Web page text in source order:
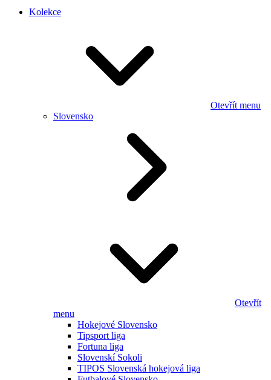
Kolekce
Otevřít menu
Slovensko
Otevřít
menu
Hokejové Slovensko
Tipsport liga
Fortuna liga
Slovenskí Sokoli
TIPOS Slovenská hokejová liga